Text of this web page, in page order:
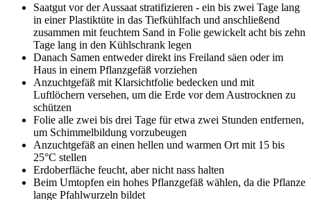
Saatgut vor der Aussaat stratifizieren - ein bis zwei Tage lang
in einer Plastiktüte in das Tiefkühlfach und anschließend
zusammen mit feuchtem Sand in Folie gewickelt acht bis zehn
Tage lang in den Kühlschrank legen
Danach Samen entweder direkt ins Freiland säen oder im
Haus in einem Pflanzgefäß vorziehen
Anzuchtgefäß mit Klarsichtfolie bedecken und mit
Luftlöchern versehen, um die Erde vor dem Austrocknen zu
schützen
Folie alle zwei bis drei Tage für etwa zwei Stunden entfernen,
um Schimmelbildung vorzubeugen
Anzuchtgefäß an einen hellen und warmen Ort mit 15 bis
25°C stellen
Erdoberfläche feucht, aber nicht nass halten
Beim Umtopfen ein hohes Pflanzgefäß wählen, da die Pflanze
lange Pfahlwurzeln bildet